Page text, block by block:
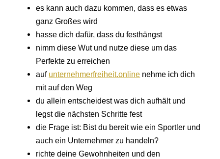
es kann auch dazu kommen, dass es etwas
ganz Großes wird
hasse dich dafür, dass du festhängst
nimm diese Wut und nutze diese um das
Perfekte zu erreichen
auf unternehmerfreiheit.online nehme ich dich
mit auf den Weg
du allein entscheidest was dich aufhält und
legst die nächsten Schritte fest
die Frage ist: Bist du bereit wie ein Sportler und
auch ein Unternehmer zu handeln?
richte deine Gewohnheiten und den